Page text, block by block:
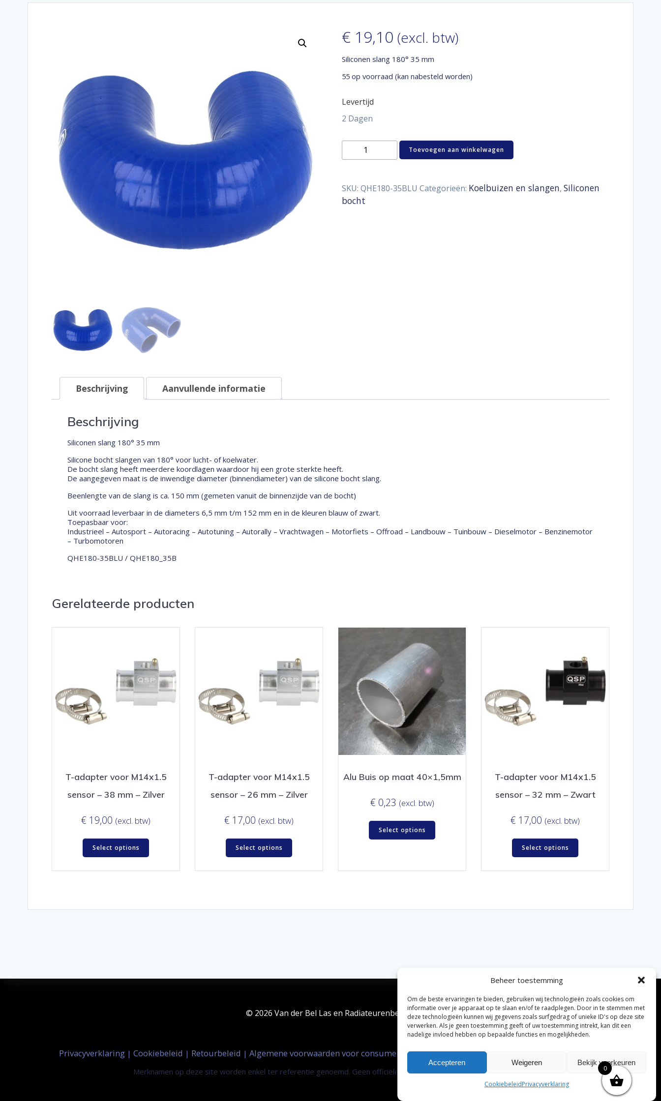
Beheer toestemming
Om de beste ervaringen te bieden, gebruiken wij technologieën zoals cookies om
informatie over je apparaat op te slaan en/of te raadplegen. Door in te stemmen met
deze technologieën kunnen wij gegevens zoals surfgedrag of unieke ID's op deze site
verwerken. Als je geen toestemming geeft of uw toestemming intrekt, kan dit een
nadelige invloed hebben op bepaalde functies en mogelijkheden.
Accepteren Weigeren Bekijk voorkeuren
CookiebeleidPrivacyverklaring
€19,10 (excl. btw)
Siliconen slang 180° 35 mm
55 op voorraad (kan nabesteld worden)
Levertijd
2 Dagen
Siliconen
mm
aantal
Toevoegen aan winkelwagen
SKU: QHE180-35BLU Categorieën: Koelbuizen en slangen, Siliconen
bocht
Beschrijving Aanvullende informatie
Beschrijving
Siliconen slang 180° 35 mm
Silicone bocht slangen van 180° voor lucht- of koelwater.
De bocht slang heeft meerdere koordlagen waardoor hij een grote sterkte heeft.
De aangegeven maat is de inwendige diameter (binnendiameter) van de silicone bocht slang.
Beenlengte van de slang is ca. 150 mm (gemeten vanuit de binnenzijde van de bocht)
Uit voorraad leverbaar in de diameters 6,5 mm t/m 152 mm en in de kleuren blauw of zwart.
Toepasbaar voor:
Industrieel – Autosport – Autoracing – Autotuning – Autorally – Vrachtwagen – Motorfiets – Offroad – Landbouw – Tuinbouw – Dieselmotor – Benzinemotor
– Turbomotoren
QHE180-35BLU / QHE180_35B
Gerelateerde producten
T-adapter voor M14x1.5
sensor – 38 mm – Zilver
€ 19,00 (excl. btw)
Select options
T-adapter voor M14x1.5
sensor – 26 mm – Zilver
€ 17,00 (excl. btw)
Select options
Alu Buis op maat 40×1,5mm
€ 0,23 (excl. btw)
Select options
T-adapter voor M14x1.5
sensor – 32 mm – Zwart
€ 17,00 (excl. btw)
Select options
© 2026 Van der Bel Las en Radiateurenbedrijf.
Privacyverklaring | Cookiebeleid | Retourbeleid | Algemene voorwaarden voor consumenten| Zakelijke algemene voorwaarden
Merknamen op deze site worden enkel ter referentie genoemd. Geen officiële samenwerking tenzij anders vermeld. 0